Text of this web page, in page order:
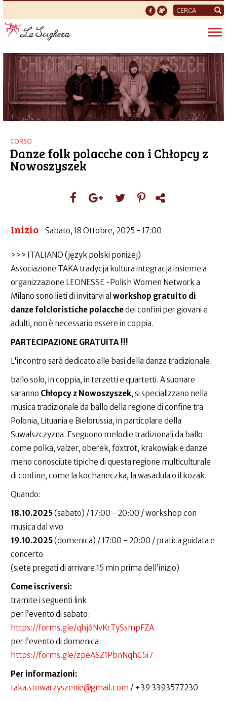
Form
di
ricerca
CORSO
Danze folk polacche con i Chłopcy z
Nowoszyszek
Inizio Sabato, 18 Ottobre, 2025 - 17:00
>>> ITALIANO (język polski poniżej)
Associazione TAKA tradycja kultura integracja insieme a
organizzazione LEONESSE -Polish Women Network a
Milano sono lieti di invitarvi al workshop gratuito di
danze folcloristiche polacchedei confini per giovani e
adulti, non è necessario essere in coppia.
PARTECIPAZIONE GRATUITA !!!
L'incontro sarà dedicato alle basi della danza tradizionale:
ballo solo, in coppia, in terzetti e quartetti. A suonare
saranno Chłopcy z Nowoszyszek, si specializzano nella
musica tradizionale da ballo della regione di confine tra
Polonia, Lituania e Bielorussia, in particolare della
Suwalszczyzna. Eseguono melodie tradizionali da ballo
come polka, valzer, oberek, foxtrot, krakowiak e danze
meno conosciute tipiche di questa regione multiculturale
di confine, come la kochaneczka, la wasadula o il kozak.
Quando:
18.10.2025(sabato) / 17:00 - 20:00 / workshop con
musica dal vivo
19.10.2025(domenica) / 17:00 - 20:00 / pratica guidata e
concerto
(siete pregati di arrivare 15 min prima dell’inizio)
Come iscriversi:
tramite i seguenti link
per l’evento di sabato:
https://forms.gle/qhj6NvKrTySsmpFZA
per l’evento di domenica:
https://forms.gle/zpeASZ1PbnNqhC5i7
Per informazioni:
taka.stowarzyszenie@gmail.com / +39 3393577230